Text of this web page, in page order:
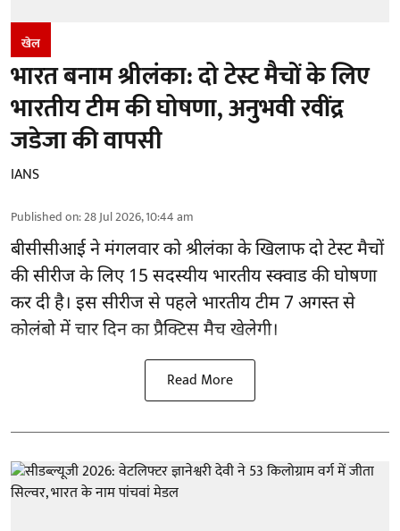
खेल
भारत बनाम श्रीलंका: दो टेस्ट मैचों के लिए
भारतीय टीम की घोषणा, अनुभवी रवींद्र
जडेजा की वापसी
IANS
Published on:28 Jul 2026, 10:44 am
बीसीसीआईने मंगलवार को श्रीलंका के खिलाफ दो टेस्ट मैचों
की सीरीज के लिए 15 सदस्यीय भारतीय स्क्वाड की घोषणा
कर दी है। इस सीरीज से पहले भारतीय टीम 7 अगस्त से
कोलंबो में चार दिन का प्रैक्टिस मैच खेलेगी।
Read More